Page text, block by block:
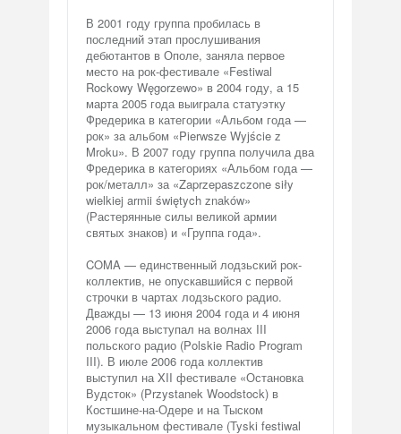
В 2001 году группа пробилась в
последний этап прослушивания
дебютантов в Ополе, заняла первое
место на рок-фестивале «Festiwal
Rockowy Węgorzewo» в 2004 году, а 15
марта 2005 года выиграла статуэтку
Фредерика в категории «Альбом года —
рок» за альбом «Pierwsze Wyjście z
Mroku». В 2007 году группа получила два
Фредерика в категориях «Альбом года —
рок/металл» за «Zaprzepaszczone siły
wielkiej armii świętych znaków»
(Растерянные силы великой армии
святых знаков) и «Группа года».
COMA — единственный лодзьский рок-
коллектив, не опускавшийся с первой
строчки в чартах лодзьского радио.
Дважды — 13 июня 2004 года и 4 июня
2006 года выступал на волнах III
польского радио (Polskie Radio Program
III). В июле 2006 года коллектив
выступил на XII фестивале «Остановка
Вудсток» (Przystanek Woodstock) в
Костшине-на-Одере и на Тыском
музыкальном фестивале (Tyski festiwal